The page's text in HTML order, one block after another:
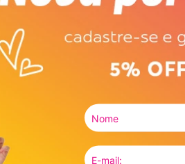
ASSINAR
com conforto, segurança e
praticidade e um visual encantador —
passeios e brincadeiras, os calçados
ou elástico facilitam o calce,
ao pé e estrutura que acompanhe os
E quando o assunto é
combinar com diferentes looks infantis.